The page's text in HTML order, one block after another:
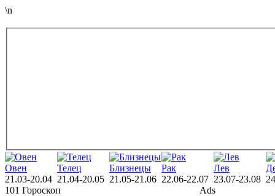
\n
Овен
21.03-20.04
Телец
21.04-20.05
Близнецы
21.05-21.06
Рак
22.06-22.07
Лев
23.07-23.08
101 Гороскоп
Ads